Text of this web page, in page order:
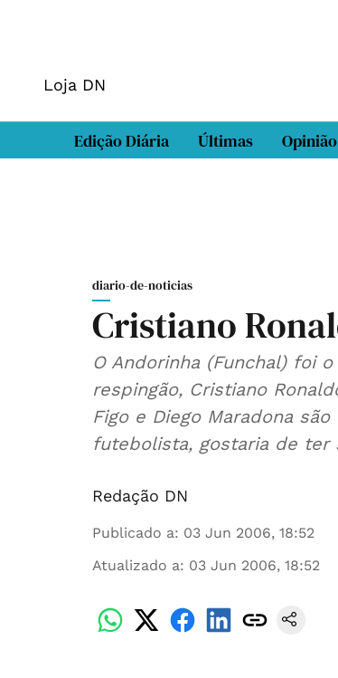
Loja DN
Edição Diária Últimas Opinião
diario-de-noticias
Cristiano
O Andorinha (Funchal) foi
respingão, Cristiano
Figo e Diego Maradona
futebolista, gostaria de ter
Redação DN
Publicado a: 03 Jun 2006, 18:52
Atualizado a: 03 Jun 2006, 18:52